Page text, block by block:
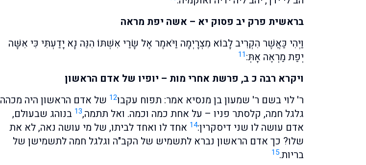
בראשית פרק יב פסוק יא – אשה יפת מראה
וַיְהִי כַּאֲשֶׁר הִקְרִיב לָבוֹא מִצְרָיְמָה וַיֹּאמֶר אֶל שָׂרַי אִשְׁתּוֹ הִנֵּה נָא יָדַעְתִּי כִּי אִשָּׁה
יְפַת מַרְאֶה אָתְּ:11
ויקרא רבה כ ב, פרשת אחרי מות – יופיו של אדם הראשון
ר' לוי בשם ר' שמעון בן מנסיא אמר: תפוח עקבו12 של אדם הראשון היה מכהה
גלגל חמה, קלסתר פניו – על אחת כמה וכמה. ואל תתמה,13 בנוהג שבעולם,
אדם עושה לו שני דיסקרין:14 אחד לו ואחד לביתו, של מי עושה נאה, לא את
שלו? כך אדם הראשון נברא לתשמיש של הקב"ה וגלגל חמה לתשמישן של
בריות.15